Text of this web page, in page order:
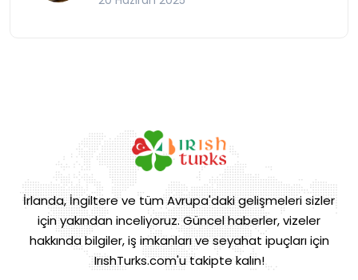
İrlanda, İngiltere ve tüm Avrupa'daki gelişmeleri sizler
için yakından inceliyoruz. Güncel haberler, vizeler
hakkında bilgiler, iş imkanları ve seyahat ipuçları için
IrıshTurks.com'u takipte kalın!